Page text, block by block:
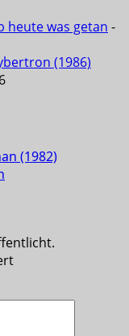
heute was getan -
(1986)
(1982)